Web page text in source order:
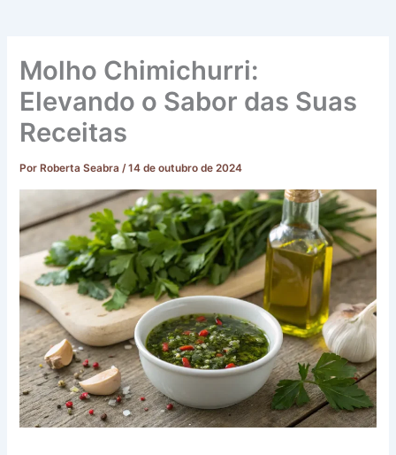
Molho Chimichurri:
Elevando o Sabor das Suas
Receitas
Por Roberta Seabra/14 de outubro de 2024